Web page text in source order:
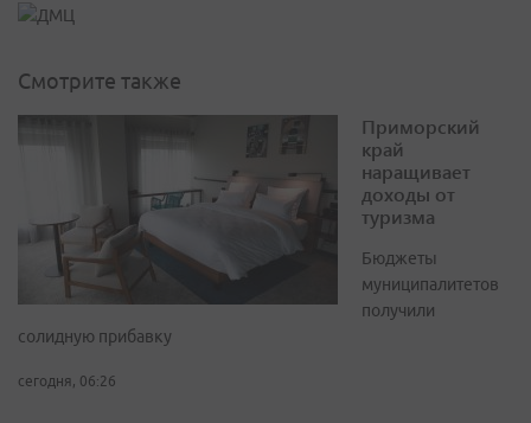
Смотрите также
Приморский
край
наращивает
доходы от
туризма
Бюджеты
муниципалитетов
получили
солидную прибавку
сегодня, 06:26